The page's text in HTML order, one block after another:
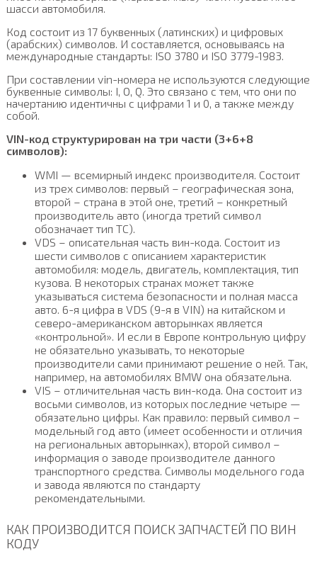
шасси автомобиля.
Код состоит из 17 буквенных (латинских) и цифровых
(арабских) символов. И составляется, основываясь на
международные стандарты: ISO 3780 и ISO 3779-1983.
При составлении vin-номера не используются следующие
буквенные символы: I, O, Q. Это связано с тем, что они по
начертанию идентичны с цифрами 1 и 0, а также между
собой.
VIN-код структурирован на три части (3+6+8
символов):
WMI — всемирный индекс производителя. Состоит
из трех символов: первый – географическая зона,
второй – страна в этой оне, третий – конкретный
производитель авто (иногда третий символ
обозначает тип ТС).
VDS – описательная часть вин-кода. Состоит из
шести символов с описанием характеристик
автомобиля: модель, двигатель, комплектация, тип
кузова. В некоторых странах может также
указываться система безопасности и полная масса
авто. 6-я цифра в VDS (9-я в VIN) на китайском и
северо-американском авторынках является
«контрольной». И если в Европе контрольную цифру
не обязательно указывать, то некоторые
производители сами принимают решение о ней. Так,
например, на автомобилях BMW она обязательна.
VIS – отличительная часть вин-кода. Она состоит из
восьми символов, из которых последние четыре —
обязательно цифры. Как правило: первый символ –
модельный год авто (имеет особенности и отличия
на региональных авторынках), второй символ –
информация о заводе производителе данного
транспортного средства. Символы модельного года
и завода являются по стандарту
рекомендательными.
КАК ПРОИЗВОДИТСЯ ПОИСК ЗАПЧАСТЕЙ ПО ВИН
КОДУ